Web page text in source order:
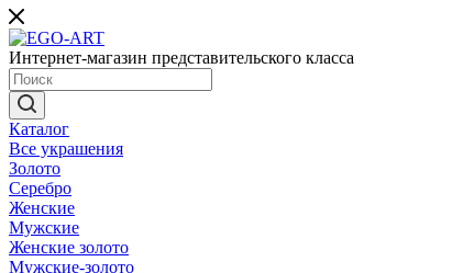
Интернет-магазин представительского класса
Каталог
Все украшения
Золото
Серебро
Женские
Мужские
Женские золото
Мужские-золото